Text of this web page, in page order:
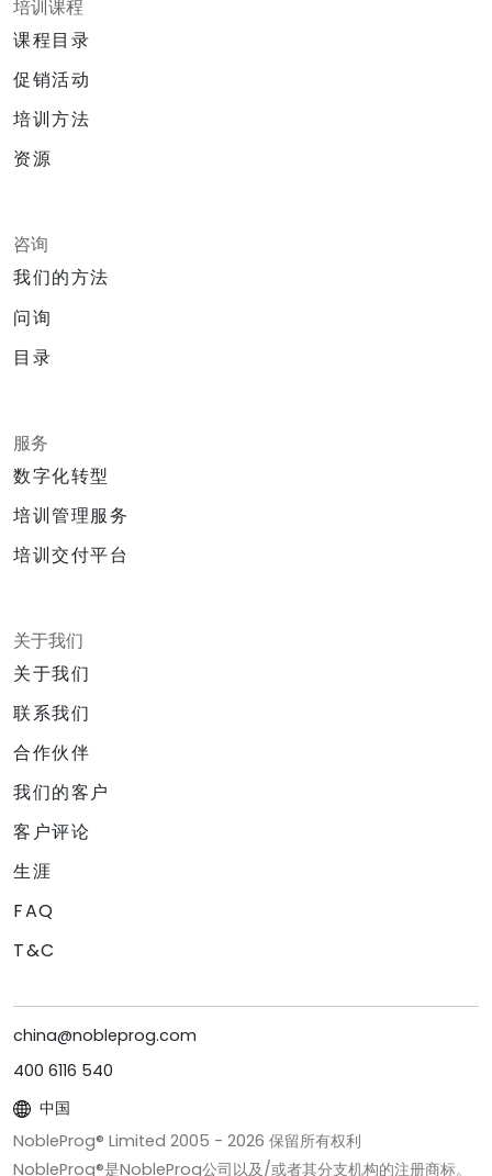
培训课程
课程目录
促销活动
培训方法
资源
咨询
我们的方法
问询
目录
服务
数字化转型
培训管理服务
培训交付平台
关于我们
关于我们
联系我们
合作伙伴
我们的客户
客户评论
生涯
FAQ
T&C
china@nobleprog.com
400 6116 540
中国
NobleProg® Limited 2005 - 2026 保留所有权利
NobleProg®是NobleProg公司以及/或者其分支机构的注册商标。